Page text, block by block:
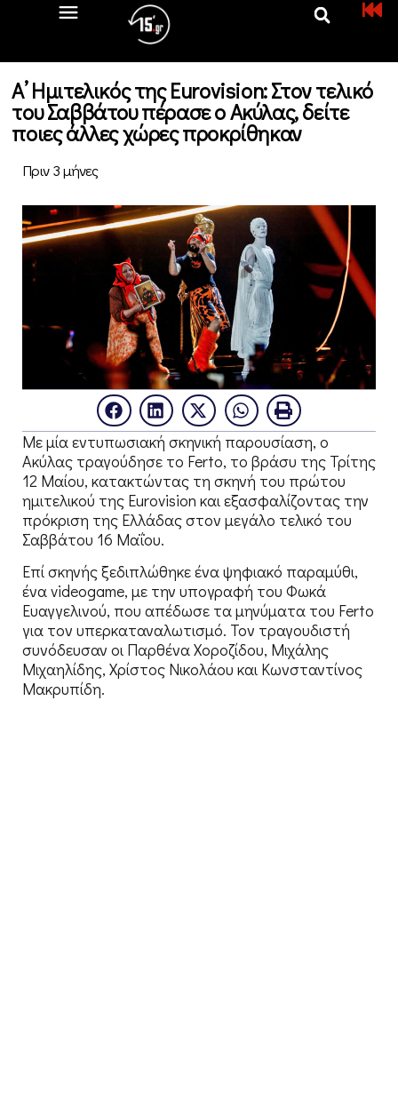
Α’ Ημιτελικός της Eurovision: Στον τελικό
του Σαββάτου πέρασε ο Ακύλας, δείτε
ποιες άλλες χώρες προκρίθηκαν
Πριν 3 μήνες
Με μία εντυπωσιακή σκηνική παρουσίαση, ο
Ακύλας τραγούδησε το Ferto, το βράσυ της Τρίτης
12 Μαίου, κατακτώντας τη σκηνή του πρώτου
ημιτελικού της Eurovision και εξασφαλίζοντας την
πρόκριση της Ελλάδας στον μεγάλο τελικό του
Σαββάτου 16 Μαΐου.
Επί σκηνής ξεδιπλώθηκε ένα ψηφιακό παραμύθι,
ένα videogame, με την υπογραφή του Φωκά
Ευαγγελινού, που απέδωσε τα μηνύματα του Ferto
για τον υπερκαταναλωτισμό. Τον τραγουδιστή
συνόδευσαν οι Παρθένα Χοροζίδου, Μιχάλης
Μιχαηλίδης, Χρίστος Νικολάου και Κωνσταντίνος
Μακρυπίδη.